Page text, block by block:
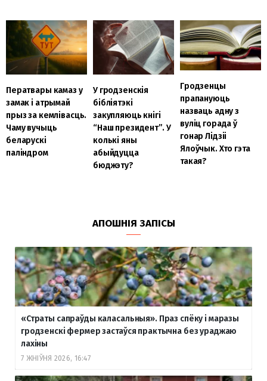
Ператвары камаз у
замак і атрымай
прыз за кемлівасць.
Чаму вучыць
беларускі
паліндром
У гродзенскія
бібліятэкі
закупляюць кнігі
“Наш президент”. У
колькі яны
абыйдуцца
бюджэту?
Гродзенцы
прапануюць
назваць адну з
вуліц горада ў
гонар Лідзіі
Ялоўчык. Хто гэта
такая?
АПОШНІЯ ЗАПІСЫ
«Страты сапраўды каласальныя». Праз спёку і маразы
гродзенскі фермер застаўся практычна без ураджаю
лахіны
7 ЖНІЎНЯ 2026, 16:47